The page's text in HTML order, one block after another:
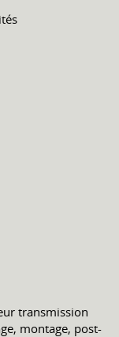
transmission
montage, post-